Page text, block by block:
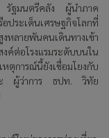
รัฐมนตรีคลัง ผู้นำภาค
ระเด็นเศรษฐกิจโลกที่
ลายพันคนเดินทางเข้า
ค์ต่อโรงแรมระดับบนใน
ตุการณ์นี้ยังเชื่อมโยงกับ
าะ ผู้ว่าการ ธปท. วิทัย